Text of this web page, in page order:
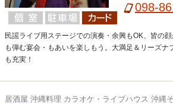
098-
民謡ライブ用ステージでの演奏・余興もOK、皆の
も弾む宴会・もあいを楽しもう。大満足＆リーズナ
も充実！
居酒屋 沖縄料理 カラオケ・ライブハウス 沖縄